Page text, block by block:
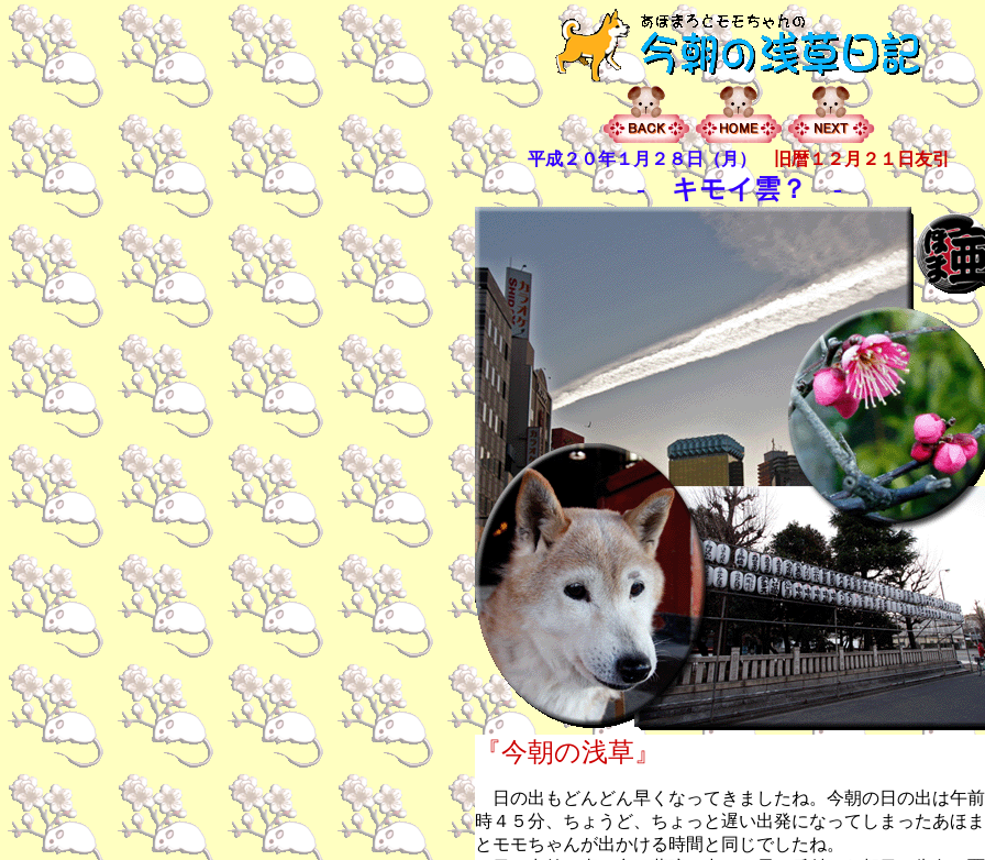
平成２０年１月２８日（月） 旧暦１２月２１日友引
- キモイ雲？ -
『今朝の浅草』
日の出もどんどん早くなってきましたね。今朝の日の出は午
時４５分、ちょうど、ちょっと遅い出発になってしまったあほ
とモモちゃんが出かける時間と同じでしたね。